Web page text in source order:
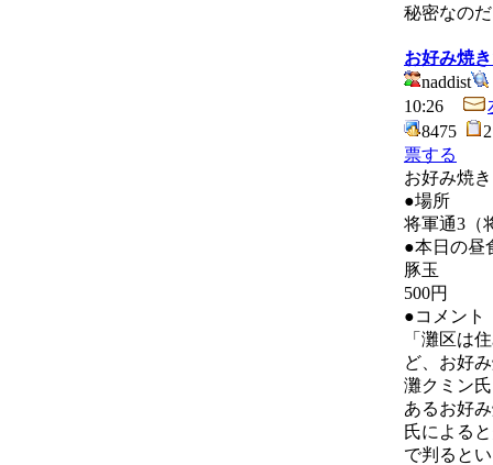
秘密なの
お好み焼
naddist
10:26
8475
票する
お好み焼
●場所
将軍通3（
●本日の昼
豚玉
500円
●コメント
「灘区は
ど、お好
灘クミン
あるお好
氏による
で判ると